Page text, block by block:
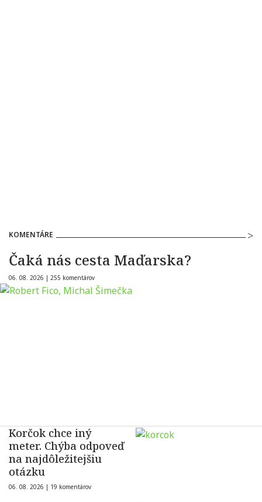
KOMENTÁRE
Čaká nás cesta Maďarska?
06. 08. 2026 | 255 komentárov
Korčok chce iný
meter. Chýba odpoveď
na najdôležitejšiu
otázku
06. 08. 2026 | 19 komentárov